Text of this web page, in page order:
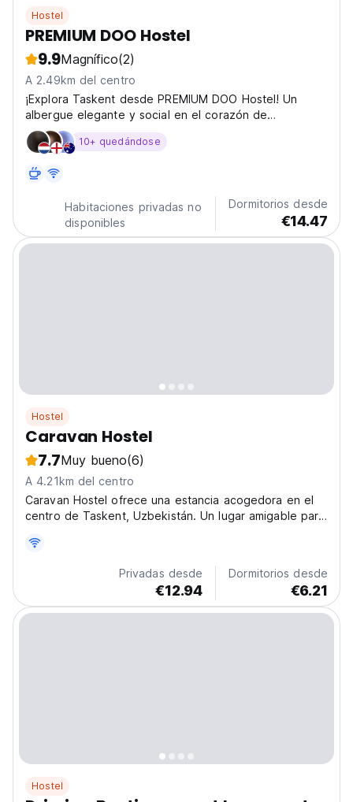
Hostel
PREMIUM DOO Hostel
9.9Magnífico(2)
A 2.49km del centro
¡Explora Taskent desde PREMIUM DOO Hostel! Un
albergue elegante y social en el corazón de
Uzbekistán, perfecto para viajeros solitarios que
buscan comodidad y aventuras en la ciudad. (Auto-
10+ quedándose
Habitaciones privadas no
disponibles
Dormitorios desde
€14.47
Hostel
Caravan Hostel
7.7Muy bueno(6)
A 4.21km del centro
Caravan Hostel ofrece una estancia acogedora en el
centro de Taskent, Uzbekistán. Un lugar amigable para
locales y hacer nuevos amigos. (Auto-translated from
Privadas desde
€12.94
Dormitorios desde
€6.21
Hostel